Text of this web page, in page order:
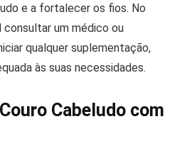
e a fortalecer os fios. No
um médico ou
qualquer suplementação,
às suas necessidades.
Cabeludo com